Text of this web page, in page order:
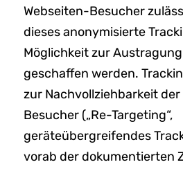
Webseiten-Besucher
dieses anonymisierte
Möglichkeit zur Austragung
geschaffen werden.
zur Nachvollziehbarkeit
Besucher („Re-Targeting“,
geräteübergreifendes
vorab der dokumentierten